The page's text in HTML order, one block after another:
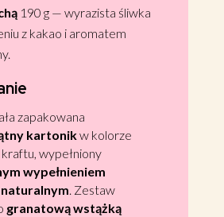
190 g — wyrazista śliwka
z kakao i aromatem
zapakowana
kartonikw kolorze
wypełniony
wypełnieniem
. Zestaw
granatową wstążką